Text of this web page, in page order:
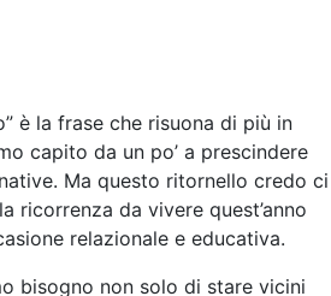
è la frase che risuona di più in
capito da un po’ a prescindere
Ma questo ritornello credo ci
ricorrenza da vivere quest’anno
relazionale e educativa.
bisogno non solo di stare vicini